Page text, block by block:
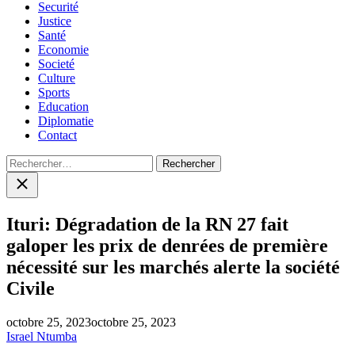
Securité
Justice
Santé
Economie
Societé
Culture
Sports
Education
Diplomatie
Contact
Rechercher :
Close
search
Ituri: Dégradation de la RN 27 fait
galoper les prix de denrées de première
nécessité sur les marchés alerte la société
Civile
octobre 25, 2023octobre 25, 2023
Israel Ntumba